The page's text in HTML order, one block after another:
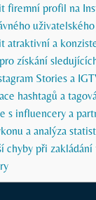
firemní profil na
atraktivní a
získání
Stories a
hashtagů a
s influencery a
a analýza
chyby při